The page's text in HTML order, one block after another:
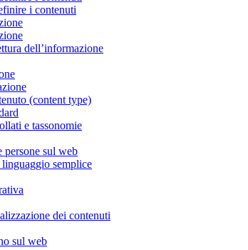
i contenuti
dell’informazione
(content type)
e tassonomie
persone sul web
semplice
dei contenuti
sul web